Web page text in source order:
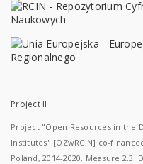
Project II
Project "Open Resources in the
Institutes" [OZwRCIN] co-
Poland, 2014-2020, Measure